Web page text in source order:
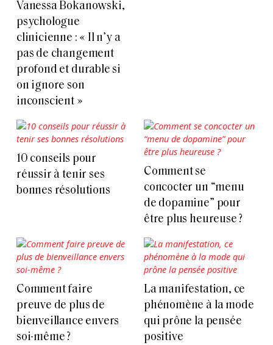
Vanessa Bokanowski,
psychologue
clinicienne : « Il n’y a
pas de changement
profond et durable si
on ignore son
inconscient »
10 conseils pour
réussir à tenir ses
bonnes résolutions
Comment se
concocter un “menu
de dopamine” pour
être plus heureuse ?
Comment faire
preuve de plus de
bienveillance envers
soi-même ?
La manifestation, ce
phénomène à la mode
qui prône la pensée
positive